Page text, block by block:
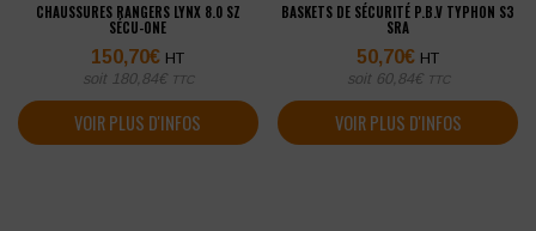
CHAUSSURES RANGERS LYNX 8.0 SZ
SÉCU-ONE
150,70€ HT
soit 180,84€ TTC
VOIR PLUS D'INFOS
BASKETS DE SÉCURITÉ P.B.V TYPHON S3
SRA
50,70€ HT
soit 60,84€ TTC
VOIR PLUS D'INFOS